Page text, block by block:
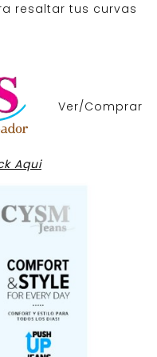
resaltar tus curvas
Ver/Comprar
Aqui